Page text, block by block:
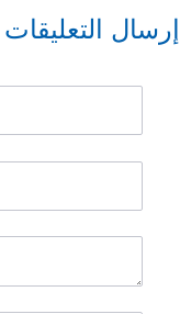
إرسال التعليقات